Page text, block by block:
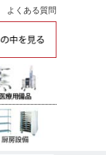
よくある質問